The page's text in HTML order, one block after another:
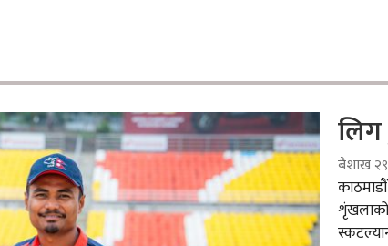
लिग
ब‌ैशाख